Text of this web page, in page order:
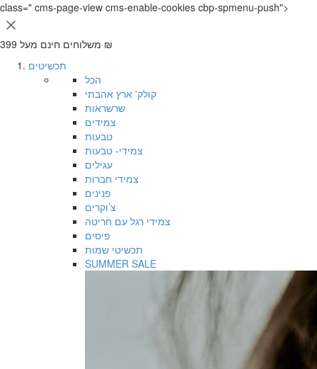
class=" cms-page-view cms-enable-cookies cbp-spmenu-push">
משלוחים חינם מעל 399 ₪
תכשיטים
הכל
קולק' ארץ אהבתי
שרשראות
צמידים
טבעות
צמידי- טבעות
עגילים
צמידי חברות
פנינים
צ’וקרים
צמידי רגל עם חריטה
פיסים
תכשיטי שמות
SUMMER SALE